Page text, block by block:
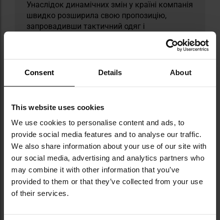
Consent Details About
This website uses cookies
We use cookies to personalise content and ads, to
provide social media features and to analyse our traffic.
We also share information about your use of our site with
our social media, advertising and analytics partners who
may combine it with other information that you’ve
provided to them or that they’ve collected from your use
of their services.
Унаслідок динамічних змін у країні компанія
швидко розширила свою пропозицію,
запровадивши тактичний одяг і
розроблені, щоб відповідати вимогам
екстремальних умов — їх тестували в
Арктиці, на фронтах війни та у важких
MultiCam Pattern® чи Cordura®. Бренд
вирізняється своєю популярністю серед
українських силових структур, а також
серед активних поціновувачів аутдору в
усьому світі.
ТЕХНІЧНІ ДАНІ